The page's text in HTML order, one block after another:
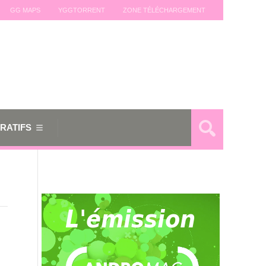
GG MAPS YGGTORRENT ZONE TÉLÉCHARGEMENT